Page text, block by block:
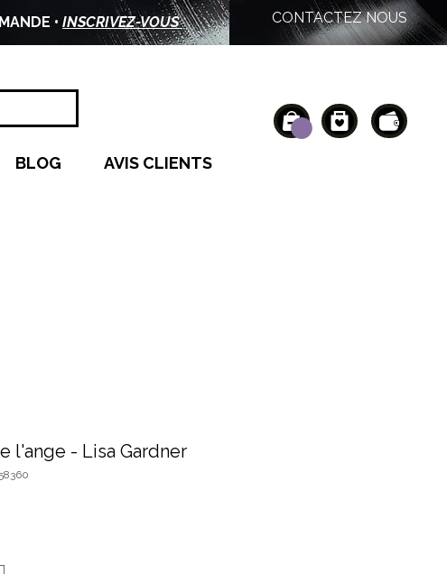
•INSCRIVEZ-VOUS CONTACTEZ NOUS
BLOG AVIS CLIENTS
l'ange - Lisa Gardner